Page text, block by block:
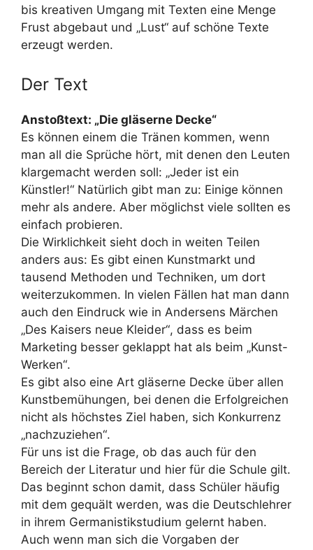
bis kreativen Umgang mit Texten eine Menge
Frust abgebaut und „Lust“ auf schöne Texte
erzeugt werden.
Der Text
Anstoßtext: „Die gläserne Decke“
Es können einem die Tränen kommen, wenn
man all die Sprüche hört, mit denen den Leuten
klargemacht werden soll: „Jeder ist ein
Künstler!“ Natürlich gibt man zu: Einige können
mehr als andere. Aber möglichst viele sollten es
einfach probieren.
Die Wirklichkeit sieht doch in weiten Teilen
anders aus: Es gibt einen Kunstmarkt und
tausend Methoden und Techniken, um dort
weiterzukommen. In vielen Fällen hat man dann
auch den Eindruck wie in Andersens Märchen
„Des Kaisers neue Kleider“, dass es beim
Marketing besser geklappt hat als beim „Kunst-
Werken“.
Es gibt also eine Art gläserne Decke über allen
Kunstbemühungen, bei denen die Erfolgreichen
nicht als höchstes Ziel haben, sich Konkurrenz
„nachzuziehen“.
Für uns ist die Frage, ob das auch für den
Bereich der Literatur und hier für die Schule gilt.
Das beginnt schon damit, dass Schüler häufig
mit dem gequält werden, was die Deutschlehrer
in ihrem Germanistikstudium gelernt haben.
Auch wenn man sich die Vorgaben der